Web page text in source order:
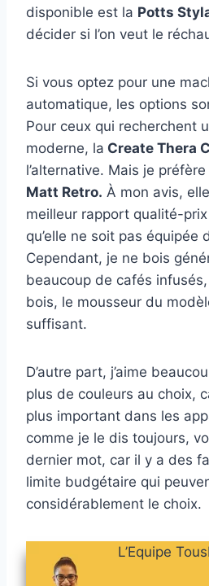
disponible est la Potts
décider si l’on veut le
Si vous optez pour une
automatique, les options
Pour ceux qui recherchent
moderne, la Create Thera
l’alternative. Mais je préfère
Matt Retro. À mon avis,
meilleur rapport qualité-
qu’elle ne soit pas équipée
Cependant, je ne bois
beaucoup de cafés
bois, le mousseur du
suffisant.
D’autre part, j’aime
plus de couleurs au choix,
plus important dans les
comme je le dis toujours,
dernier mot, car il y a des
limite budgétaire qui
considérablement le choix.
L’Equipe